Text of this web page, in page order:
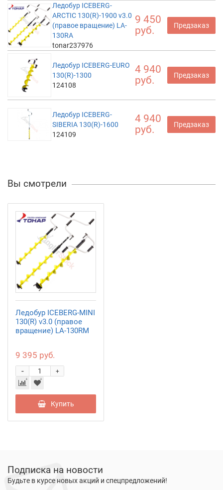
Ледобур ICEBERG-
ARCTIC 130(R)-1900 v3.0
(правое вращение) LA-
130RA
tonar237976
9 450
руб.
Предзаказ
Ледобур ICEBERG-EURO
130(R)-1300
124108
4 940
руб.
Предзаказ
Ледобур ICEBERG-
SIBERIA 130(R)-1600
124109
4 940
руб.
Предзаказ
Вы смотрели
Ледобур ICEBERG-MINI
130(R) v3.0 (правое
вращение) LA-130RM
9 395 руб.
+
-
Купить
Подписка на новости
Будьте в курсе новых акций и спецпредложений!